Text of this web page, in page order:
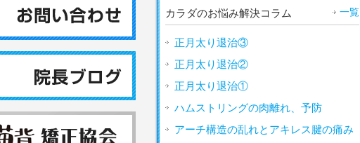
カラダのお悩み解決コラム 一覧
正月太り退治③
正月太り退治②
正月太り退治①
ハムストリングの肉離れ、予防
アーチ構造の乱れとアキレス腱の痛み